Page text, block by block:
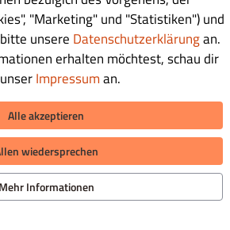
€ 21.90
"Marketing" und "Statistiken") und
unsere Datenschutzerklärungan.
erhalten möchtest, schau dir
Impressuman.
Alle akzeptieren
wiedersprechen
Mehr Informationen